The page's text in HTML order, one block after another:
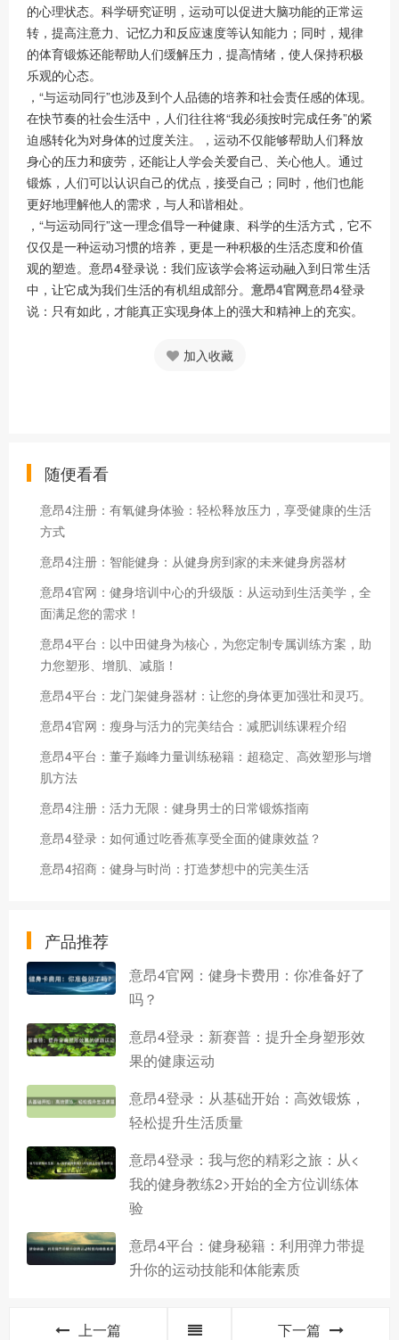
的心理状态。科学研究证明，运动可以促进大脑功能的正常运
转，提高注意力、记忆力和反应速度等认知能力；同时，规律
的体育锻炼还能帮助人们缓解压力，提高情绪，使人保持积极
乐观的心态。
，“与运动同行”也涉及到个人品德的培养和社会责任感的体现。
在快节奏的社会生活中，人们往往将“我必须按时完成任务”的紧
迫感转化为对身体的过度关注。，运动不仅能够帮助人们释放
身心的压力和疲劳，还能让人学会关爱自己、关心他人。通过
锻炼，人们可以认识自己的优点，接受自己；同时，他们也能
更好地理解他人的需求，与人和谐相处。
，“与运动同行”这一理念倡导一种健康、科学的生活方式，它不
仅仅是一种运动习惯的培养，更是一种积极的生活态度和价值
观的塑造。意昂4登录说：我们应该学会将运动融入到日常生活
中，让它成为我们生活的有机组成部分。 意昂4官网意昂4登录
说：只有如此，才能真正实现身体上的强大和精神上的充实。
加入收藏
随便看看
意昂4注册：有氧健身体验：轻松释放压力，享受健康的生活
方式
意昂4注册：智能健身：从健身房到家的未来健身房器材
意昂4官网：健身培训中心的升级版：从运动到生活美学，全
面满足您的需求！
意昂4平台：以中田健身为核心，为您定制专属训练方案，助
力您塑形、增肌、减脂！
意昂4平台：龙门架健身器材：让您的身体更加强壮和灵巧。
意昂4官网：瘦身与活力的完美结合：减肥训练课程介绍
意昂4平台：董子巅峰力量训练秘籍：超稳定、高效塑形与增
肌方法
意昂4注册：活力无限：健身男士的日常锻炼指南
意昂4登录：如何通过吃香蕉享受全面的健康效益？
意昂4招商：健身与时尚：打造梦想中的完美生活
产品推荐
意昂4官网：健身卡费用：你准备好了
吗？
意昂4登录：新赛普：提升全身塑形效
果的健康运动
意昂4登录：从基础开始：高效锻炼，
轻松提升生活质量
意昂4登录：我与您的精彩之旅：从<
我的健身教练2>开始的全方位训练体
验
意昂4平台：健身秘籍：利用弹力带提
升你的运动技能和体能素质
上一篇 下一篇